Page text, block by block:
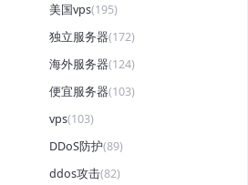
美国vps(195)
独立服务器(172)
海外服务器(124)
便宜服务器(103)
vps(103)
DDoS防护(89)
ddos攻击(82)